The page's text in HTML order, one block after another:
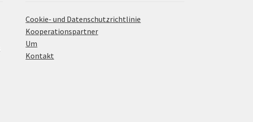
Cookie- und Datenschutzrichtlinie
Kooperationspartner
Um
Kontakt